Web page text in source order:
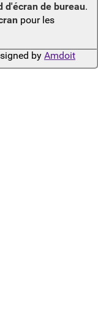
d'écran de bureau.
pour les
by Amdoit